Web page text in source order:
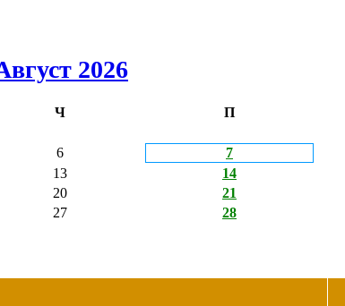
2026
Ч П
6 7
13 14
20 21
27 28